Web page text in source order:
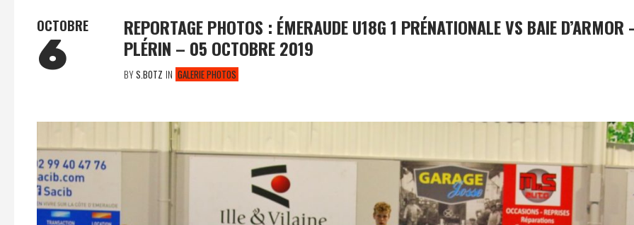
OCTOBRE
6
REPORTAGE PHOTOS : ÉMERAUDE U18G 1 PRÉNATIONALE VS BAIE D’ARMOR
PLÉRIN – 05 OCTOBRE 2019
BYS.BOTZ IN GALERIE PHOTOS